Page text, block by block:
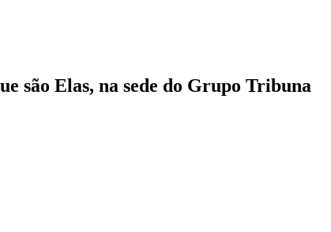
são Elas, na sede do Grupo Tribuna